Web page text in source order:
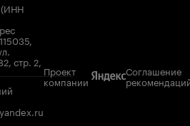
стр. 2,
Проект
компании
Соглашение